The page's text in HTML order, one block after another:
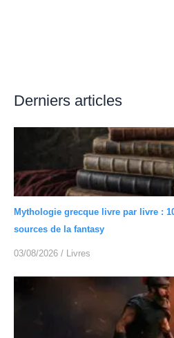
Derniers articles
Mythologie grecque livre par livre :
sources de la fantasy
03/08/2026 / Livres